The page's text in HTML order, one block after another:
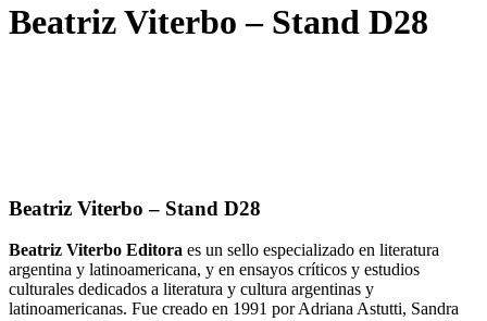
Beatriz Viterbo – Stand D28
Beatriz Viterbo – Stand D28
Beatriz Viterbo Editora es un sello especializado en literatura
argentina y latinoamericana, y en ensayos críticos y estudios
culturales dedicados a literatura y cultura argentinas y
latinoamericanas. Fue creado en 1991 por Adriana Astutti, Sandra